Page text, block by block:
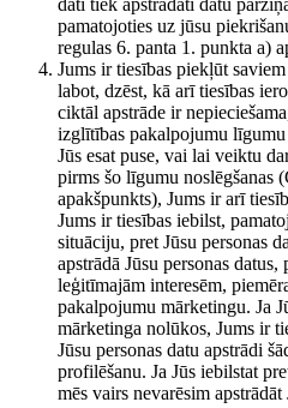
dati tiek apstrādāti datu
pamatojoties uz jūsu
regulas 6. panta 1. punkta a)
Jums ir tiesības piekļūt
labot, dzēst, kā arī tiesības
ciktāl apstrāde ir
izglītības pakalpojumu
Jūs esat puse, vai lai veiktu
pirms šo līgumu noslēgšanas
apakšpunkts), Jums ir arī
Jums ir tiesības iebilst,
situāciju, pret Jūsu personas
apstrādā Jūsu personas
leģitīmajām interesēm,
pakalpojumu mārketingu. Ja
mārketinga nolūkos, Jums ir
Jūsu personas datu apstrādi
profilēšanu. Ja Jūs iebilstat
mēs vairs nevarēsim